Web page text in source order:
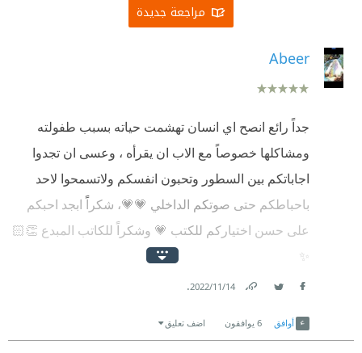
مراجعة جديدة
Abeer
جداً رائع انصح اي انسان تهشمت حياته بسبب طفولته
ومشاكلها خصوصاً مع الاب ان يقرأه ، وعسى ان تجدوا
اجاباتكم بين السطور وتحبون انفسكم ولاتسمحوا لاحد
باحباطكم حتى صوتكم الداخلي 💗💗، شكراً ابجد احبكم
على حسن اختياركم للكتب 💗 وشكراً للكاتب المبدع 👏🏻
✨
14‏/11‏/2022
.
أوافق 6 يوافقون اضف تعليق